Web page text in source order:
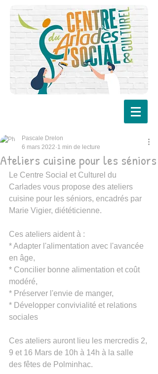
Ateliers cuisine pour les séniors
Pascale Drelon
6 mars 2022 1 min de lecture
Le Centre Social et Culturel du
Carlades vous propose des ateliers
cuisine pour les séniors, encadrés par
Marie Vigier, diététicienne.
Ces ateliers aident à :
* Adapter l'alimentation avec l'avancée
en âge,
* Concilier bonne alimentation et coût
modéré,
* Préserver l'envie de manger,
* Développer convivialité et relations
sociales
Ces ateliers auront lieu les mercredis 2,
9 et 16 Mars de 10h à 14h à la salle
des fêtes de Polminhac.